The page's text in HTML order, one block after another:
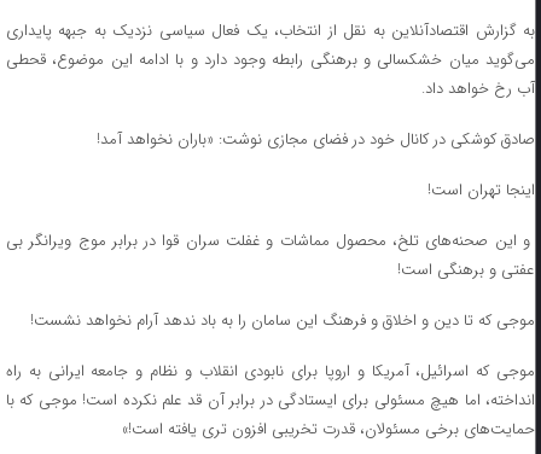
به گزارش اقتصادآنلاین به نقل از انتخاب، یک فعال سیاسی نزدیک به جبهه پایداری
می‌گوید میان خشکسالی و برهنگی رابطه وجود دارد و با ادامه این موضوع، قحطی
آب رخ خواهد داد.
صادق کوشکی در کانال خود در فضای مجازی نوشت: «باران نخواهد آمد!
اینجا تهران است!
و این صحنه‌های تلخ، محصول مماشات و غفلت سران قوا در برابر موج ویرانگر بی
عفتی و برهنگی است!
موجی که تا دین و اخلاق و فرهنگ این سامان را به باد ندهد آرام نخواهد نشست!
موجی که اسرائیل، آمریکا و اروپا برای نابودی انقلاب و نظام و جامعه ایرانی به راه
انداخته، اما هیچ مسئولی برای ایستادگی در برابر آن قد علم نکرده است! موجی که با
حمایت‌های برخی مسئولان، قدرت تخریبی افزون تری یافته است!»